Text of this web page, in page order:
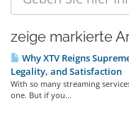
zeige markierte
Why XTV Reigns
Legality, and Satisfaction
With so many streaming
one. But if you...